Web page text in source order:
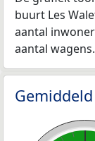
buurt Les
aantal
aantal wagens.